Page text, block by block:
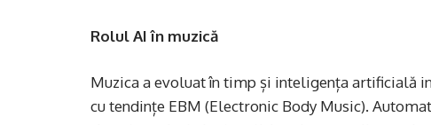
Rolul AI în muzică
Muzica a evoluat în timp și inteligența artificială
cu tendințe EBM (Electronic Body Music).